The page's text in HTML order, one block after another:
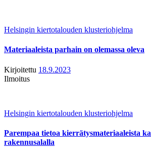
Helsingin kiertotalouden klusteriohjelma
Materiaaleista parhain on olemassa oleva
Kirjoitettu 18.9.2023
Ilmoitus
Helsingin kiertotalouden klusteriohjelma
Parempaa tietoa kierrätysmateriaaleista
rakennusalalla